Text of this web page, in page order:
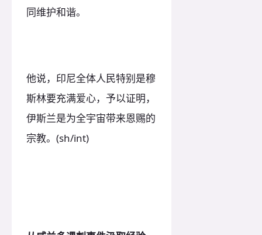
同维护和谐。
他说，印尼全体人民特别是穆
斯林要充满爱心，予以证明，
伊斯兰是为全宇宙带来恩赐的
宗教。(sh/int)